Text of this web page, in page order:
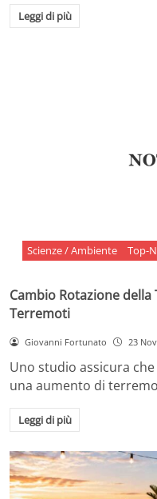
Leggi di più
Scienze / Ambiente Top-
Cambio Rotazione
Terremoti
Giovanni Fortunato 23
Uno studio assicura
una aumento di
Leggi di più